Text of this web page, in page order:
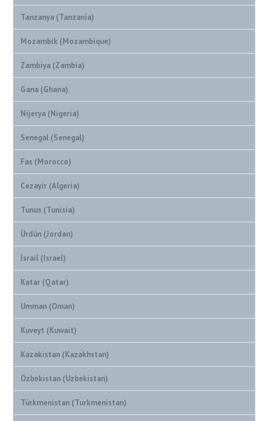
Tanzanya (Tanzania)
Mozambik (Mozambique)
Zambiya (Zambia)
Gana (Ghana)
Nijerya (Nigeria)
Senegal (Senegal)
Fas (Morocco)
Cezayir (Algeria)
Tunus (Tunisia)
Ürdün (Jordan)
İsrail (Israel)
Katar (Qatar)
Umman (Oman)
Kuveyt (Kuwait)
Kazakistan (Kazakhstan)
Özbekistan (Uzbekistan)
Türkmenistan (Turkmenistan)